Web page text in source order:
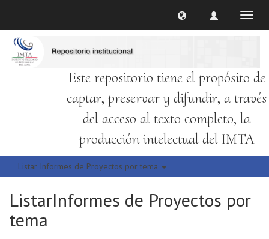
Este repositorio tiene el propósito de
captar, preservar y difundir, a través
del acceso al texto completo, la
producción intelectual del IMTA
Listar Informes de Proyectos por tema
ListarInformes de Proyectos por
tema